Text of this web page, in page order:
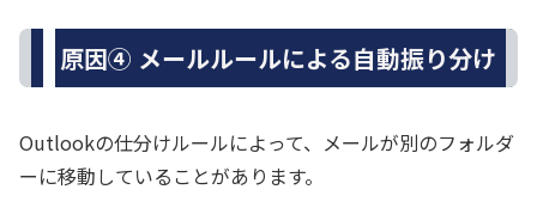
原因④ メールルールによる自動振り分け
Outlookの仕分けルールによって、メールが別のフォルダ
ーに移動していることがあります。